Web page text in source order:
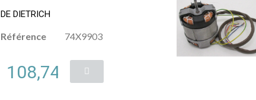
DE DIETRICH
Référence 74X9903
108,74 €